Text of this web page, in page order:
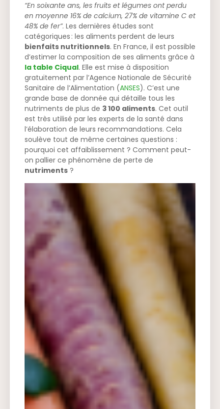
“En soixante ans, les fruits et légumes ont perdu
en moyenne 16% de calcium, 27% de vitamine C et
48% de fer”. Les dernières études sont
catégoriques : les aliments perdent de leurs
bienfaits nutritionnels. En France, il est possible
d’estimer la composition de ses aliments grâce à
la table Ciqual. Elle est mise à disposition
gratuitement par l’Agence Nationale de Sécurité
Sanitaire de l’Alimentation (ANSES). C’est une
grande base de donnée qui détaille tous les
nutriments de plus de 3 100 aliments. Cet outil
est très utilisé par les experts de la santé dans
l’élaboration de leurs recommandations. Cela
soulève tout de même certaines questions :
pourquoi cet affaiblissement ? Comment peut-
on pallier ce phénomène de perte de
nutriments ?